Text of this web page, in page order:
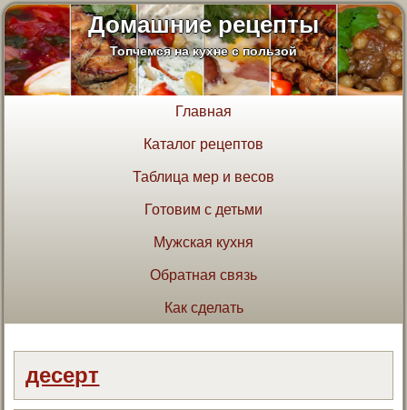
Домашние рецепты
Топчемся на кухне с пользой
Главная
Каталог рецептов
Таблица мер и весов
Готовим с детьми
Мужская кухня
Обратная связь
Как сделать
десерт